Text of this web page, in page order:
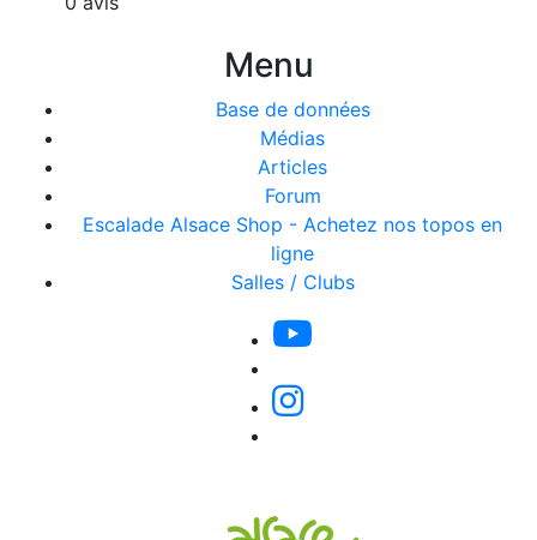
Menu
Base de données
Médias
Articles
Forum
Escalade Alsace Shop - Achetez nos topos en
ligne
Salles / Clubs